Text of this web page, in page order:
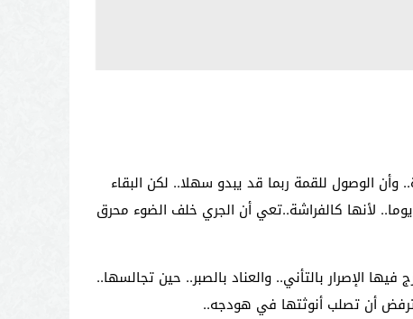
الوصول للقمة ربما قد يبدو سهلا.. لكن البقاء
لأنها كالفراشة..تعي أن الجري خلف الضوء محرق
الإصرار بالتأني.. والعناد بالصبر.. حين تجالسها..
أن تصلب أنوثتها في هودجه..